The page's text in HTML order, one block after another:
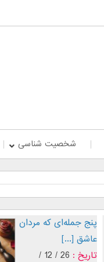
شخصیت شناسی
پنج جمله‌ای که مردان
عاشق [...]
تاریخ :
26 / 12 /